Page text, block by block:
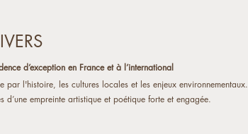
par l'histoire, les cultures locales et les enjeux environnementaux.
empreinte artistique et poétique forte et engagée.
d’exception en France et à l’international